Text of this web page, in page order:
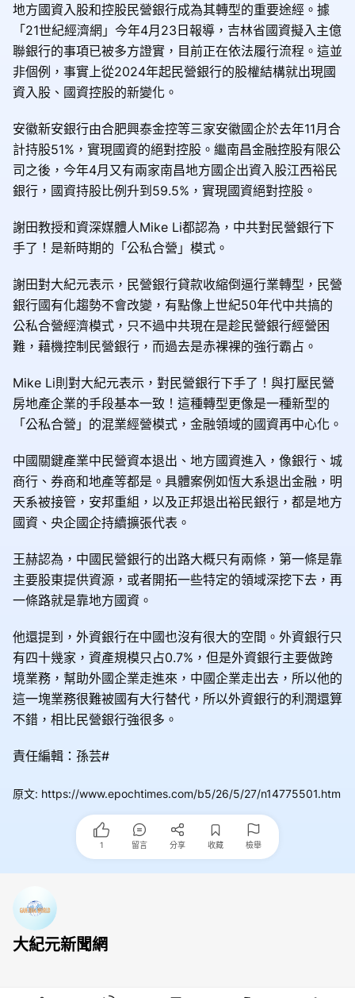
地方國資入股和控股民營銀行成為其轉型的重要途經。據
「21世紀經濟網」今年4月23日報導，吉林省國資擬入主億
聯銀行的事項已被多方證實，目前正在依法履行流程。這並
非個例，事實上從2024年起民營銀行的股權結構就出現國
資入股、國資控股的新變化。
安徽新安銀行由合肥興泰金控等三家安徽國企於去年11月合
計持股51%，實現國資的絕對控股。繼南昌金融控股有限公
司之後，今年4月又有兩家南昌地方國企出資入股江西裕民
銀行，國資持股比例升到59.5%，實現國資絕對控股。
謝田教授和資深媒體人Mike Li都認為，中共對民營銀行下
手了！是新時期的「公私合營」模式。
謝田對大紀元表示，民營銀行貸款收縮倒逼行業轉型，民營
銀行國有化趨勢不會改變，有點像上世紀50年代中共搞的
公私合營經濟模式，只不過中共現在是趁民營銀行經營困
難，藉機控制民營銀行，而過去是赤裸裸的強行霸占。
Mike Li則對大紀元表示，對民營銀行下手了！與打壓民營
房地產企業的手段基本一致！這種轉型更像是一種新型的
「公私合營」的混業經營模式，金融領域的國資再中心化。
中國關鍵產業中民營資本退出、地方國資進入，像銀行、城
商行、券商和地產等都是。具體案例如恆大系退出金融，明
天系被接管，安邦重組，以及正邦退出裕民銀行，都是地方
國資、央企國企持續擴張代表。
王赫認為，中國民營銀行的出路大概只有兩條，第一條是靠
主要股東提供資源，或者開拓一些特定的領域深挖下去，再
一條路就是靠地方國資。
他還提到，外資銀行在中國也沒有很大的空間。外資銀行只
有四十幾家，資產規模只占0.7%，但是外資銀行主要做跨
境業務，幫助外國企業走進來，中國企業走出去，所以他的
這一塊業務很難被國有大行替代，所以外資銀行的利潤還算
不錯，相比民營銀行強很多。
責任編輯：孫芸#
原文: https://www.epochtimes.com/b5/26/5/27/n14775501.htm
1 留言 分享 收藏 檢舉
大紀元新聞網